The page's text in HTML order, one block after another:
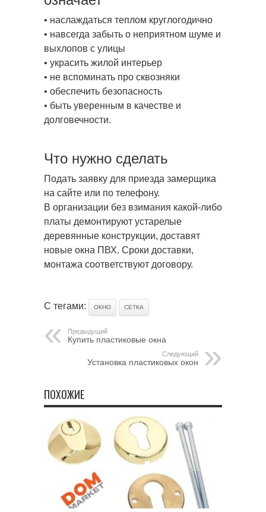
• наслаждаться теплом круглогодично
• навсегда забыть о неприятном шуме и
выхлопов с улицы
• украсить жилой интерьер
• не вспоминать про сквозняки
• обеспечить безопасность
• быть уверенным в качестве и
долговечности.
Что нужно сделать
Подать заявку для приезда замерщика
на сайте или по телефону.
В организации без взимания какой-либо
платы демонтируют устарелые
деревянные конструкции, доставят
новые окна ПВХ. Сроки доставки,
монтажа соответствуют договору.
С тегами: ОКНО СЕТКА
Предыдущий
Купить пластиковые окна
Следующий
Установка пластиковых окон
ПОХОЖИЕ